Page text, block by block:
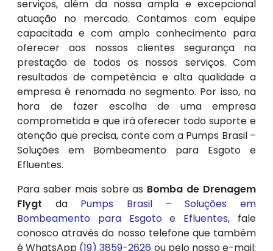
serviços, além da nossa ampla e excepcional
atuação no mercado. Contamos com equipe
capacitada e com amplo conhecimento para
oferecer aos nossos clientes segurança na
prestação de todos os nossos serviços. Com
resultados de competência e alta qualidade a
empresa é renomada no segmento. Por isso, na
hora de fazer escolha de uma empresa
comprometida e que irá oferecer todo suporte e
atenção que precisa, conte com a Pumps Brasil –
Soluções em Bombeamento para Esgoto e
Efluentes.
Para saber mais sobre as Bomba de Drenagem
Flygt da Pumps Brasil – Soluções em
Bombeamento para Esgoto e Efluentes, fale
conosco através do nosso telefone que também
é WhatsApp (19) 3859-2626 ou pelo nosso e-mail: